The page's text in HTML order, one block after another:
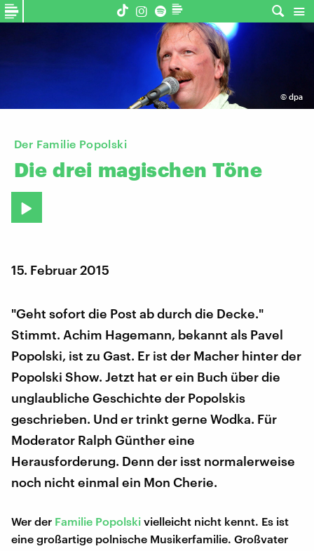
© dpa
Der Familie Popolski
Die drei magischen Töne
15. Februar 2015
"Geht sofort die Post ab durch die Decke."
Stimmt. Achim Hagemann, bekannt als Pavel
Popolski, ist zu Gast. Er ist der Macher hinter der
Popolski Show. Jetzt hat er ein Buch über die
unglaubliche Geschichte der Popolskis
geschrieben. Und er trinkt gerne Wodka. Für
Moderator Ralph Günther eine
Herausforderung. Denn der isst normalerweise
noch nicht einmal ein Mon Cherie.
Wer der Familie Popolski vielleicht nicht kennt. Es ist
eine großartige polnische Musikerfamilie. Großvater